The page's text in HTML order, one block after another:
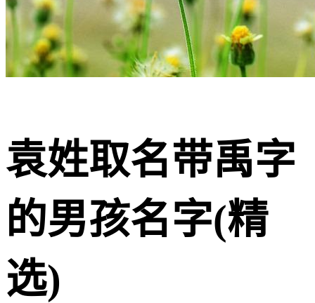
袁姓取名带禹字
的男孩名字(精
选)